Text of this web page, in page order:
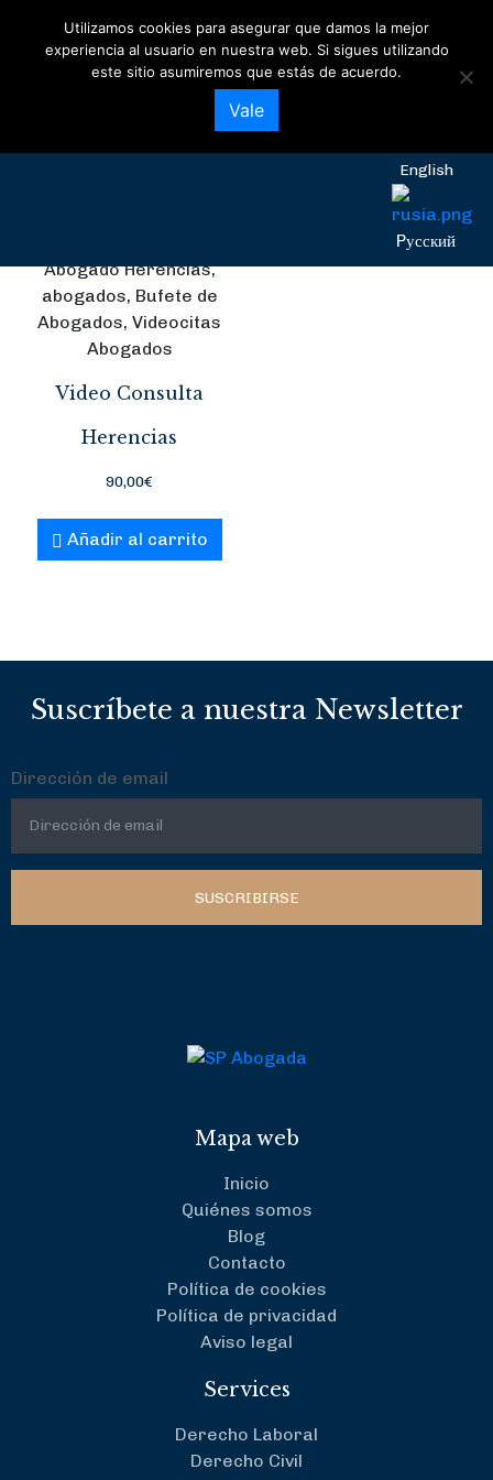
English
Pусский
coronavirus
Mostrando el único resultado
Abogado Herencias,
abogados, Bufete de
Abogados, Videocitas
Abogados
Video Consulta
Herencias
90,00€
Añadir al carrito
Suscríbete a nuestra Newsletter
Dirección de email
SUSCRIBIRSE
Mapa web
Inicio
Quiénes somos
Blog
Contacto
Política de cookies
Política de privacidad
Aviso legal
Services
Derecho Laboral
Derecho Civil
Utilizamos cookies para asegurar que damos la mejor
experiencia al usuario en nuestra web. Si sigues utilizando
este sitio asumiremos que estás de acuerdo.
Vale